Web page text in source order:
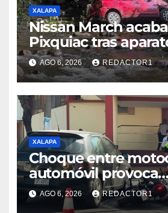
XALAPA
Nissan March
Pixquiac tras
de camino en la
Briones
AGO 6, 2026 REDACTOR1
XALAPA
Choque entre
automóvil provoca
movilización en
Xalapa
AGO 6, 2026 REDACTOR1